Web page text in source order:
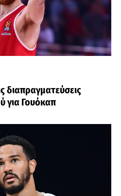
διαπραγματεύσεις
για Γουόκαπ